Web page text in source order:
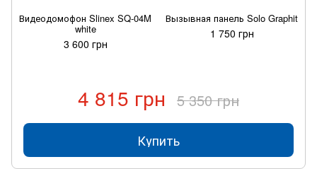
Видеодомофон Slinex SQ-04M
white
3 600 грн
Вызывная панель Solo Graphit
1 750 грн
4 815 грн 5 350 грн
Купить